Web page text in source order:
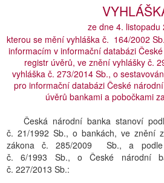
ze dne 4. listopadu
kterou se mění vyhláška č. 164/2002
informacím v informační databázi
registr úvěrů, ve znění vyhlášky č.
vyhláška č. 273/2014 Sb., o
pro informační databázi České
úvěrů bankami a pobočkami
Česká národní banka stanoví
č. 21/1992 Sb., o bankách, ve znění
zákona č. 285/2009 Sb., a
č. 6/1993 Sb., o České národní
č. 227/2013 Sb.: